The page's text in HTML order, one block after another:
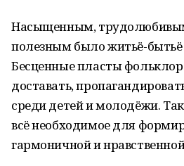
Насыщенным,
полезным было житьё-бытьё
Бесценные пласты
доставать,
среди детей и молодёжи.
всё необходимое для
гармоничной и